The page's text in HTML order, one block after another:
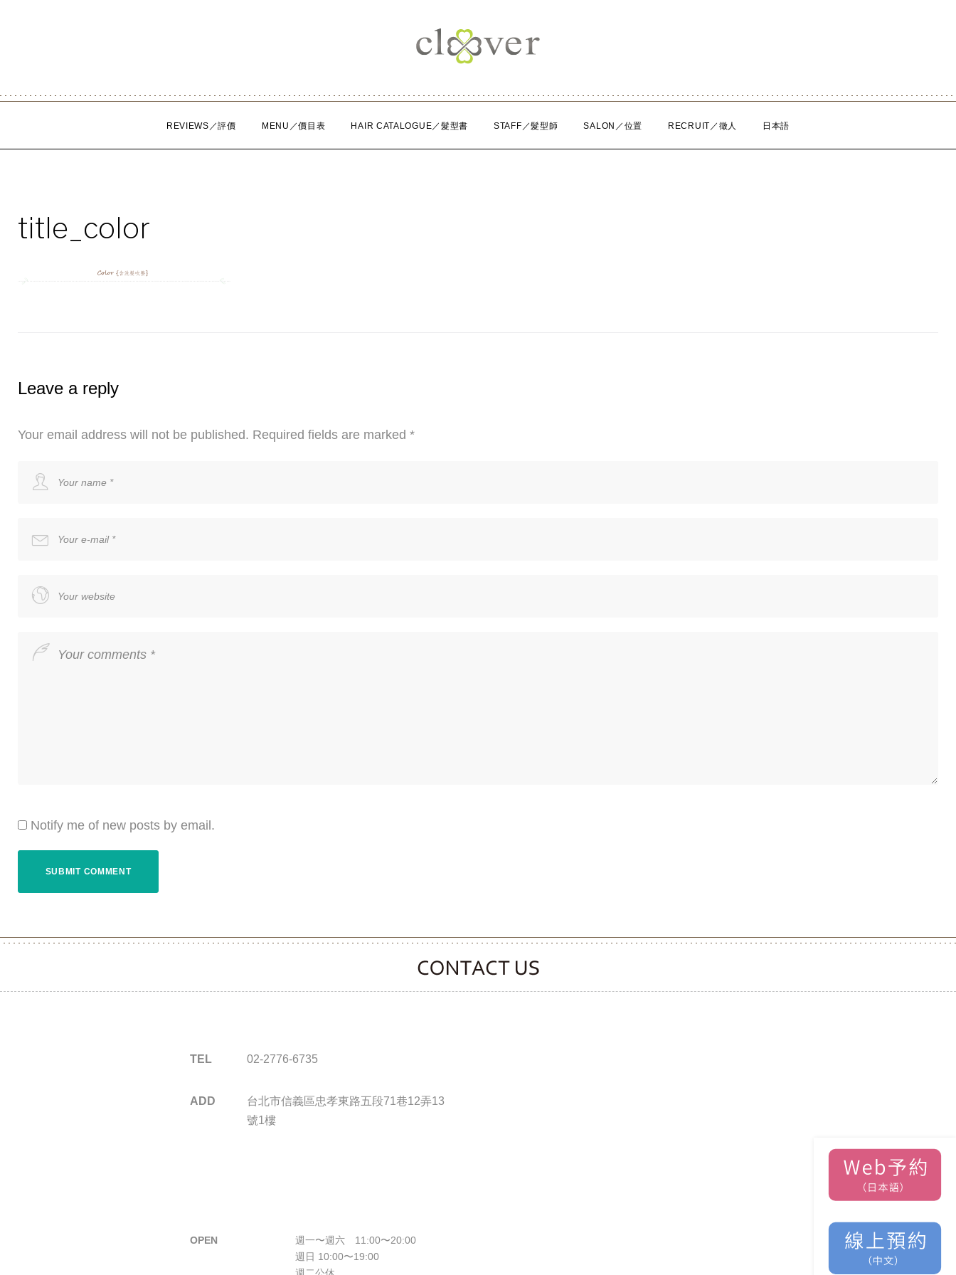
REVIEWS／評價 MENU／價目表 HAIR CATALOGUE／髮型書 STAFF／髮型師 SALON／位置 RECRUIT／徵人 日本語
title_color
Leave a reply
Your email address will not be published. Required fields are marked *
Notify me of new posts by email.
CONTACT CLOOVER
TEL 02-2776-6735
ADD
台北市信義區忠孝東路五段71巷12弄13
號1樓
OPEN
週一〜週六 11:00〜20:00
週日 10:00〜19:00